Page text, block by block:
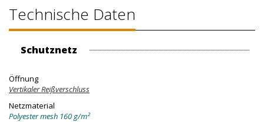
Technische Daten
Schutznetz
Öffnung
Vertikaler Reißverschluss
Netzmaterial
Polyester mesh 160 g/m²